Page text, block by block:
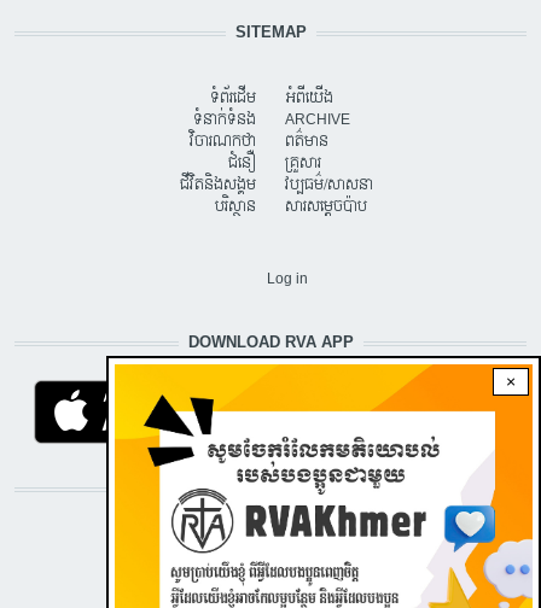
×
SITEMAP
ទំព័រដើម
ទំនាក់ទំនង
វិចារណកថា
ជំនឿ
ជីវិតនិងសង្គម
បរិស្ថាន
អំពីយើង
ARCHIVE
ពត៌មាន
គ្រួសារ
វប្បធម៌/សាសនា
សារសម្តេចប៉ាប
Log in
DOWNLOAD RVA APP
STAY CONNECTED WITH US!